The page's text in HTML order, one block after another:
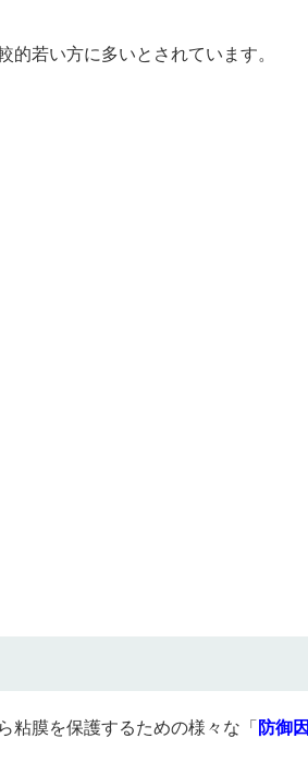
若い方に多いとされています。
粘膜を保護するための様々な「防御因